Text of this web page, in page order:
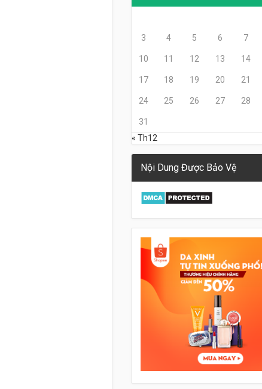
3 4 5 6 7
10 11 12 13 14
17 18 19 20 21
24 25 26 27 28
31
« Th12
Nội Dung Được Bảo Vệ